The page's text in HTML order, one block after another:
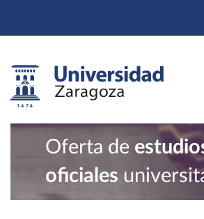
Oferta de
oficiales